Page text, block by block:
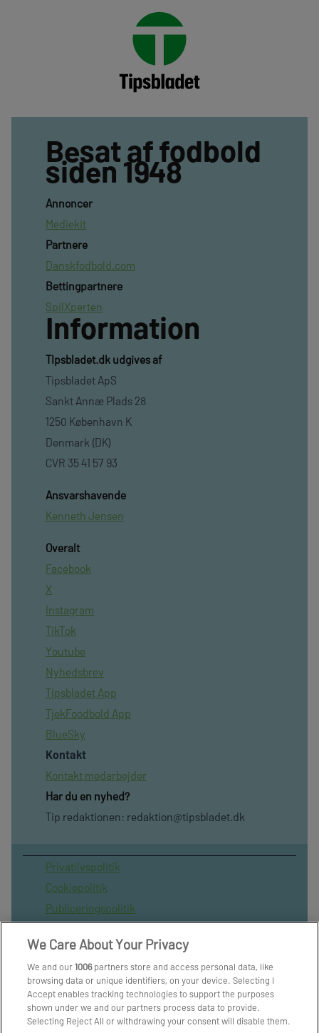
Besat af fodbold
siden 1948
Annoncer
Mediekit
Partnere
Danskfodbold.com
Bettingpartnere
SpilXperten
Information
TIpsbladet.dk udgives af
Tipsbladet ApS
Sankt Annæ Plads 28
1250 København K
Denmark (DK)
CVR 35 41 57 93
Ansvarshavende
Kenneth Jensen
Overalt
Facebook
X
Instagram
TikTok
Youtube
Nyhedsbrev
Tipsbladet App
TjekFoodbold App
BlueSky
Kontakt
Kontakt medarbejder
Har du en nyhed?
Tip redaktionen: redaktion@tipsbladet.dk
Privatilvspolitik
Cookiepolitik
Publiceringspolitik
Spil ansvarligt
Administrer samtykke
Arkiv
Om os
We Care About Your Privacy
We and our1006partners store and access personal data, like
browsing data or unique identifiers, on your device. Selecting I
Accept enables tracking technologies to support the purposes
shown under we and our partners process data to provide.
Selecting Reject All or withdrawing your consent will disable them.